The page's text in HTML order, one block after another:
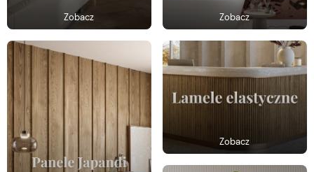
Zobacz Zobacz
Zobacz